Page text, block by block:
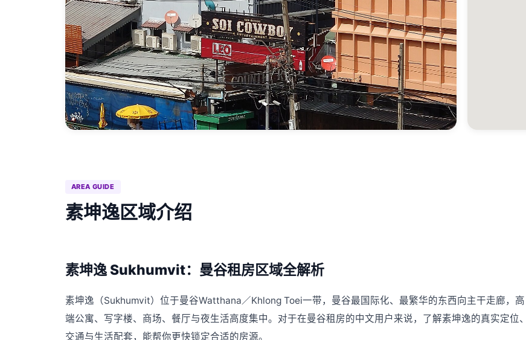
AREA GUIDE
素坤逸区域介绍
素坤逸 Sukhumvit：曼谷租房区域全解析
素坤逸（Sukhumvit）位于曼谷Watthana／Khlong Toei一带，曼谷最国际化、最繁华的东西向主干走廊，高
端公寓、写字楼、商场、餐厅与夜生活高度集中。对于在曼谷租房的中文用户来说，了解素坤逸的真实定位、
交通与生活配套，能帮你更快锁定合适的房源。